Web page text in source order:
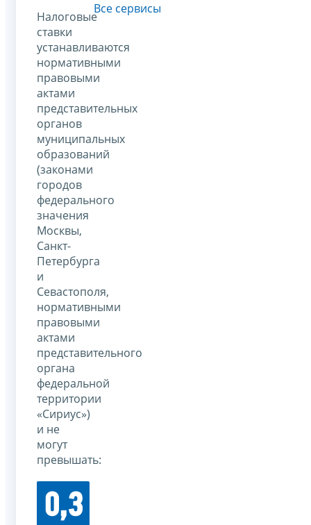
Налоговые
ставки
устанавливаются
нормативными
правовыми
актами
представительных
органов
муниципальных
образований
(законами
городов
федерального
значения
Москвы,
Санкт-
Петербурга
и
Севастополя,
нормативными
правовыми
актами
представительного
органа
федеральной
территории
«Сириус»)
и не
могут
превышать:
0,3
Все сервисы